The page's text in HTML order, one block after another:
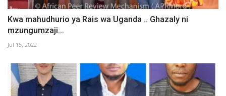
Kwa mahudhurio ya Rais wa Uganda .. Ghazaly ni
mzungumzaji...
Jul 15, 2022